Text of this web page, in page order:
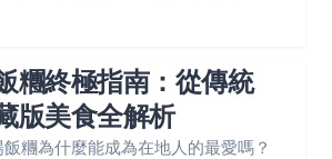
糰終極指南：從傳統
版美食全解析
糰為什麼能成為在地人的最愛嗎？